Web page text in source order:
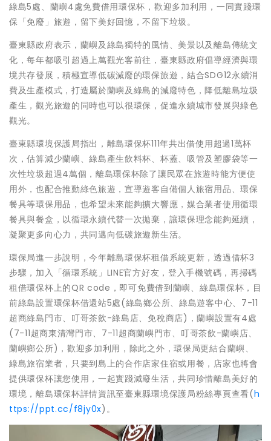
綠島5處、蘭嶼4處免費借用環保杯，歡迎多加利用，一同實踐環
保「免廢」旅遊，留下美好回憶，不留下垃圾。
臺東縣政府表示，蘭嶼及綠島獨特的風情、美景以及離島傳統文
化，每年都吸引超過上萬觀光客前往，臺東縣政府倡導經濟與環
境共存發展，積極宣導低碳減廢的環保旅遊，結合SDG12永續消
費及生產模式，打造屬於蘭嶼及綠島的減廢特色，降低離島垃圾
產生，觀光旅遊的同時也可以很環保，促進永續城市發展與綠色
觀光。
臺東縣環境保護局指出，離島環保杯111年共出借使用超過1萬杯
次，估算減少蘭嶼、綠島產生飲料杯、杯蓋、吸管及塑膠袋等一
次性垃圾超過4萬個，離島環保杯除了讓民眾在旅遊時能方便使
用外，也配合推動綠色旅遊，宣導遊客自備個人旅宿用品、環保
餐具等環保用品，也希望未來能夠擴大響應，媒合業者使用循環
餐具與餐盒，以循環永續代替一次拋棄，讓環保理念能夠延續，
凝聚更多向心力，共同邁向低碳旅遊新生活。
環保局進一步說明，今年離島環保杯租借系統更新，透過借杯3
步驟，加入「循環系統」LINE官方好友，登入手機號碼，再掃碼
租借環保杯上的QR code，即可免費借到蘭嶼、綠島環保杯，目
前綠島設置環保杯借還站5處(綠島鄉公所、綠島遊客中心、7-11
超商綠島門市、叮哥茶飲-綠島店、免稅商店)，蘭嶼設置有4處
(7-11超商東清灣門市、7-11超商蘭嶼門市、叮哥茶飲-蘭嶼店、
蘭嶼鄉公所)，歡迎多加利用，除此之外，環保局更結合蘭嶼、
綠島旅宿業者，只要到島上的合作店家住宿或用餐，店家也將會
提供環保杯讓您使用，一起實踐減廢生活，共同珍惜離島美好的
環境，離島環保杯詳情資訊至臺東縣環境保護局粉絲專頁查看(h
ttps://ppt.cc/f8jy0x)。